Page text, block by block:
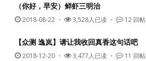
（你好，早安）鲜虾三明治
2018-08-22 ・ 3,528人已读 ・ 12 回帖
【众测 逸岚】请让我收回真香这句话吧
2018-12-20 ・ 3,477人已读 ・ 11 回帖